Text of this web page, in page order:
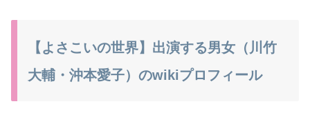
【よさこいの世界】出演する男女（川竹
大輔・沖本愛子）のwikiプロフィール